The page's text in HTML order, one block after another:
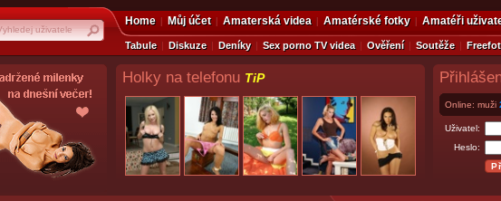
Home Můj účet Amaterská videa Amatérské fotky Amatéři
Tabule Diskuze Deníky Sex porno TV videa Ověření Soutěže
Holky na telefonu TiP
Online: muži
Uživatel:
Heslo: